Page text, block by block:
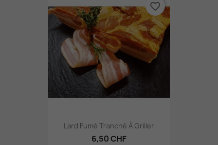
Lard Fumé Tranché À Griller
6,50 CHF
favorite_border